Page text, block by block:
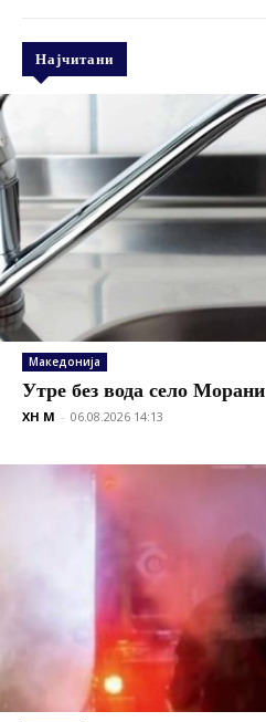
Најчитани
Македонија
Утре без вода село Морани
XH M - 06.08.2026 14:13